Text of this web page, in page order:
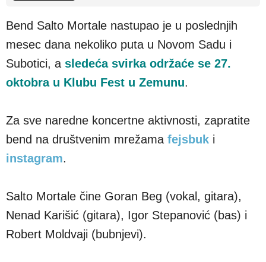
Bend Salto Mortale nastupao je u poslednjih
mesec dana nekoliko puta u Novom Sadu i
Subotici, a sledeća svirka održaće se 27.
oktobra u Klubu Fest u Zemunu.
Za sve naredne koncertne aktivnosti, zapratite
bend na društvenim mrežama fejsbuk i
instagram.
Salto Mortale čine Goran Beg (vokal, gitara),
Nenad Karišić (gitara), Igor Stepanović (bas) i
Robert Moldvaji (bubnjevi).